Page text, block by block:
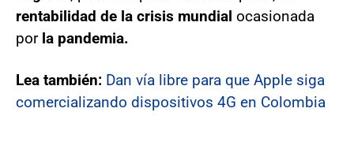
rentabilidad de la crisis mundial ocasionada
por la pandemia.
Lea también: Dan vía libre para que Apple siga
comercializando dispositivos 4G en Colombia